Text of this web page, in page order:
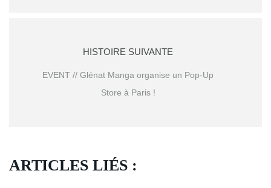
HISTOIRE SUIVANTE
EVENT // Glénat Manga organise un Pop-Up
Store à Paris !
ARTICLES LIÉS :